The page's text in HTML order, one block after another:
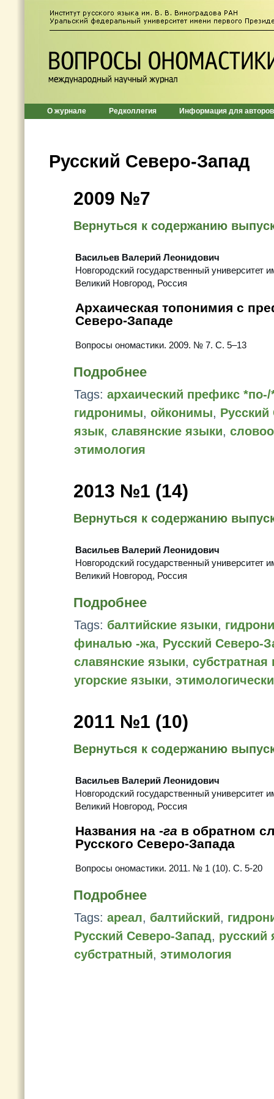
О журнале Редколлегия Информация для авторов
Русский Северо-Запад
2009 №7
Вернуться к содержанию
Васильев Валерий Леонидович
Новгородский государственный университет
Великий Новгород, Россия
Архаическая топонимия с
Северо-Западе
Вопросы ономастики. 2009. № 7. С. 5–13
Подробнее
Tags: архаический префикс *пo-/
гидронимы, ойконимы,
язык, славянские языки,
этимология
2013 №1 (14)
Вернуться к содержанию
Васильев Валерий Леонидович
Новгородский государственный университет
Великий Новгород, Россия
Подробнее
Tags: балтийские языки,
финалью -жа, Русский Северо-
славянские языки,
угорские языки,
2011 №1 (10)
Вернуться к содержанию
Васильев Валерий Леонидович
Новгородский государственный университет
Великий Новгород, Россия
Названия на -га в обратном
Русского Северо-Запада
Вопросы ономастики. 2011. № 1 (10). С. 5-20
Подробнее
Tags: ареал, балтийский,
Русский Северо-Запад, русский
субстратный, этимология